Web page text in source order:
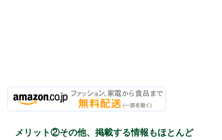
メリット②その他、掲載する情報もほとんど